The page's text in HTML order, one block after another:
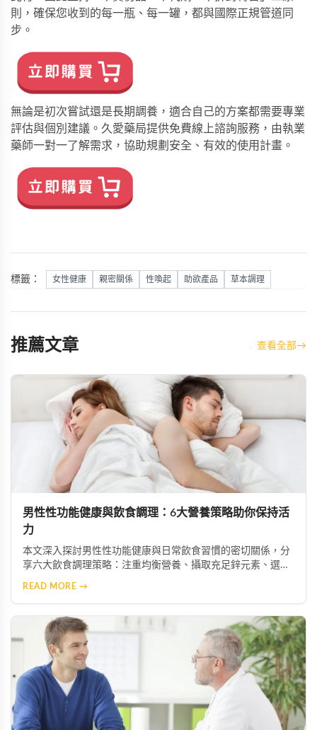
則，確保您收到的每一瓶、每一罐，都與國際正規管道同
步。
無論是初次嘗試還是長期調養，適合自己的方案都需要專業
評估與個別建議。久愛藥局提供免費線上諮詢服務，由執業
藥師一對一了解需求，協助規劃安全、有效的使用計畫。
標籤： 女性健康 親密關係 性喚起 助欲產品 草本調理
推薦文章 查看全部→
男性性功能健康與飲食調理：6大營養策略助你保持活
力
本文深入探討男性性功能健康與日常飲食習慣的密切關係，分
享六大飲食調理策略：注重均衡營養、攝取充足鋅元素、選擇
READ MORE →